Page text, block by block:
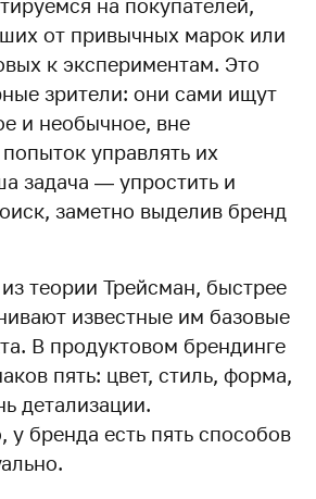
на покупателей,
от привычных марок или
к экспериментам. Это
зрители: они сами ищут
и необычное, вне
управлять их
задача — упростить и
заметно выделив бренд
теории Трейсман, быстрее
известные им базовые
В продуктовом брендинге
пять: цвет, стиль, форма,
детализации.
у бренда есть пять способов